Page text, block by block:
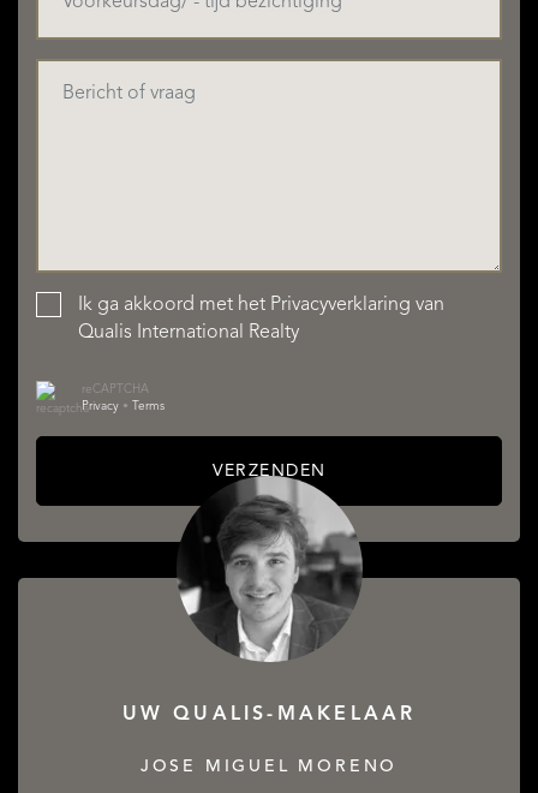
Ik ga akkoord met het Privacyverklaring van
Qualis International Realty
reCAPTCHA
Privacy • Terms
VERZENDEN
UW QUALIS-MAKELAAR
JOSE MIGUEL MORENO